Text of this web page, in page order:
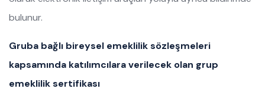
bulunur.
Gruba bağlı bireysel emeklilik sözleşmeleri
kapsamında katılımcılara verilecek olan grup
emeklilik sertifikası